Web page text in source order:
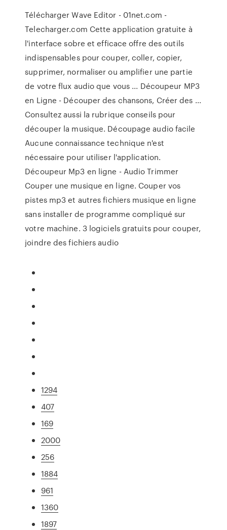
Télécharger Wave Editor - 01net.com -
Telecharger.com Cette application gratuite à
l'interface sobre et efficace offre des outils
indispensables pour couper, coller, copier,
supprimer, normaliser ou amplifier une partie
de votre flux audio que vous ... Découpeur MP3
en Ligne - Découper des chansons, Créer des ...
Consultez aussi la rubrique conseils pour
découper la musique. Découpage audio facile
Aucune connaissance technique n'est
nécessaire pour utiliser l'application.
Découpeur Mp3 en ligne - Audio Trimmer
Couper une musique en ligne. Couper vos
pistes mp3 et autres fichiers musique en ligne
sans installer de programme compliqué sur
votre machine. 3 logiciels gratuits pour couper,
joindre des fichiers audio
1294
407
169
2000
256
1884
961
1360
1897